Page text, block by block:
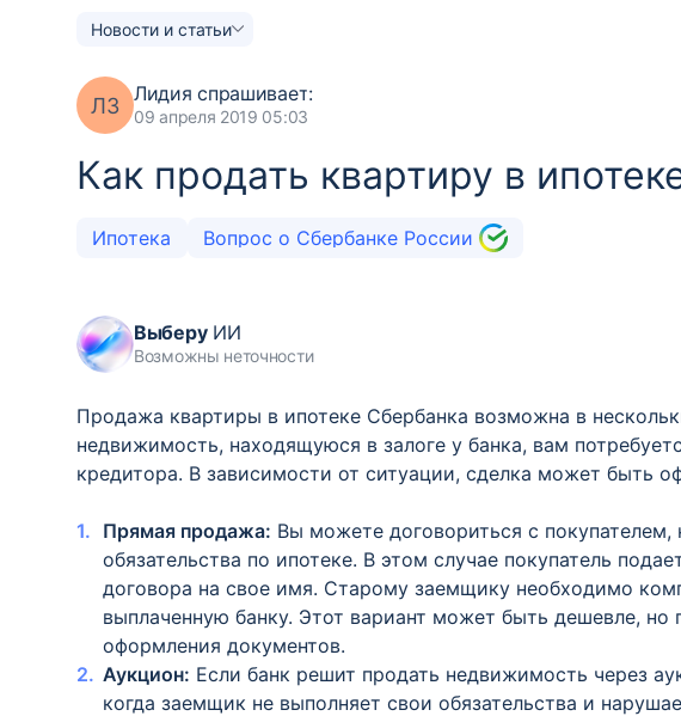
Новости и статьи
ЛЗ Лидия спрашивает:
09 апреля 2019 05:03
Как продать квартиру в
Ипотека Вопрос о Сбербанке России
ВыберуИИ
Возможны неточности
Продажа квартиры в ипотеке Сбербанка возможна в
недвижимость, находящуюся в залоге у банка, вам
кредитора. В зависимости от ситуации, сделка может быть
Прямая продажа: Вы можете договориться с покупателем,
обязательства по ипотеке. В этом случае покупатель
договора на свое имя. Старому заемщику необходимо
выплаченную банку. Этот вариант может быть дешевле, но
оформления документов.
Аукцион: Если банк решит продать недвижимость через
когда заемщик не выполняет свои обязательства и